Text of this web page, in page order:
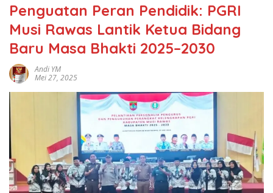
Penguatan Peran Pendidik: PGRI
Musi Rawas Lantik Ketua Bidang
Baru Masa Bhakti 2025–2030
Andi YM
Mei 27, 2025